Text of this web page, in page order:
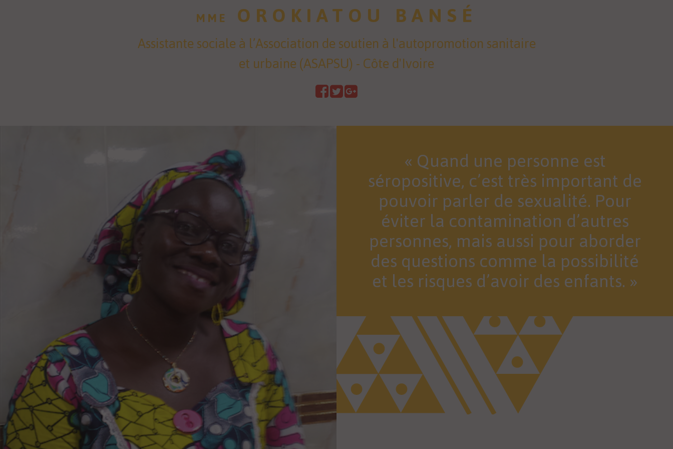
MME OROKIATOU BANSÉ
Assistante sociale à l’Association de soutien à l'autopromotion sanitaire
et urbaine (ASAPSU) - Côte d'Ivoire
Quand une personne est
séropositive, c’est très important de
pouvoir parler de sexualité. Pour
éviter la contamination d’autres
personnes, mais aussi pour aborder
des questions comme la possibilité
et les risques d’avoir des enfants.